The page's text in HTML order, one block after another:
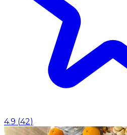
4.9 (42)